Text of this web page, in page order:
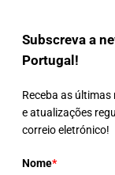
Subscreva a
Portugal!
Receba as
e atualizações
correio eletrónico!
Nome*